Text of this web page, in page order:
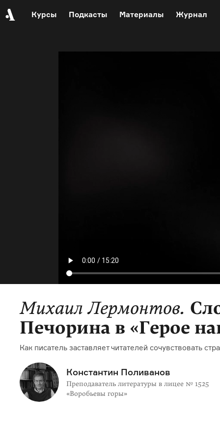
Курсы Подкасты Материалы Журнал
Видеоистория русской культуры
Михаил Лермонтов.
Печорина в «Герое
Как писатель заставляет читателей сочувствовать
Константин Поливанов
Преподаватель литературы в лицее № 1525
«Воробьевы горы»